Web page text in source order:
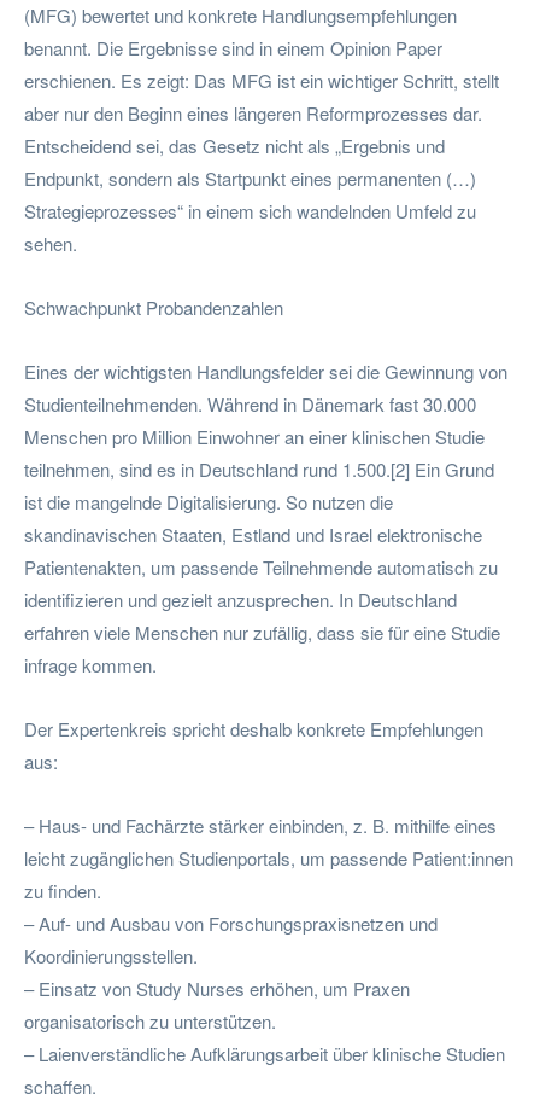
(MFG) bewertet und konkrete Handlungsempfehlungen
benannt. Die Ergebnisse sind in einem Opinion Paper
erschienen. Es zeigt: Das MFG ist ein wichtiger Schritt, stellt
aber nur den Beginn eines längeren Reformprozesses dar.
Entscheidend sei, das Gesetz nicht als „Ergebnis und
Endpunkt, sondern als Startpunkt eines permanenten (…)
Strategieprozesses“ in einem sich wandelnden Umfeld zu
sehen.
Schwachpunkt Probandenzahlen
Eines der wichtigsten Handlungsfelder sei die Gewinnung von
Studienteilnehmenden. Während in Dänemark fast 30.000
Menschen pro Million Einwohner an einer klinischen Studie
teilnehmen, sind es in Deutschland rund 1.500.[2] Ein Grund
ist die mangelnde Digitalisierung. So nutzen die
skandinavischen Staaten, Estland und Israel elektronische
Patientenakten, um passende Teilnehmende automatisch zu
identifizieren und gezielt anzusprechen. In Deutschland
erfahren viele Menschen nur zufällig, dass sie für eine Studie
infrage kommen.
Der Expertenkreis spricht deshalb konkrete Empfehlungen
aus:
– Haus- und Fachärzte stärker einbinden, z. B. mithilfe eines
leicht zugänglichen Studienportals, um passende Patient:innen
zu finden.
– Auf- und Ausbau von Forschungspraxisnetzen und
Koordinierungsstellen.
– Einsatz von Study Nurses erhöhen, um Praxen
organisatorisch zu unterstützen.
– Laienverständliche Aufklärungsarbeit über klinische Studien
schaffen.